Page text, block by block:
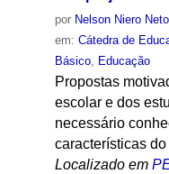
por Nelson Niero Neto
em: Cátedra de
Básico, Educação
Propostas
escolar e dos
necessário
características
Localizado em